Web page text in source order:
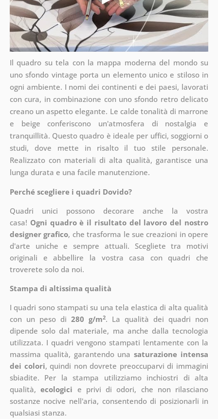
Il quadro su tela con la mappa moderna del mondo su
uno sfondo vintage porta un elemento unico e stiloso in
ogni ambiente. I nomi dei continenti e dei paesi, lavorati
con cura, in combinazione con uno sfondo retro delicato
creano un aspetto elegante. Le calde tonalità di marrone
e beige conferiscono un'atmosfera di nostalgia e
tranquillità. Questo quadro è ideale per uffici, soggiorni o
studi, dove mette in risalto il tuo stile personale.
Realizzato con materiali di alta qualità, garantisce una
lunga durata e una facile manutenzione.
Perché scegliere i quadri Dovido?
Quadri unici possono decorare anche la vostra
casa! Ogni quadro è il risultato del lavoro del nostro
designer grafico, chetrasforma le sue creazioni in opere
d'arte uniche e sempre attuali. Scegliete tra motivi
originali e abbellire la vostra casa con quadri che
troverete solo da noi.
Stampa di altissima qualità
I quadri sono stampati su una tela elastica di alta qualità
con un peso di 280 g/m2. La qualità dei quadri non
dipende solo dal materiale, ma anche dalla tecnologia
utilizzata. I quadri vengono stampati lentamente con la
massima qualità, garantendo unasaturazione intensa
dei colori, quindi non dovrete preoccuparvi di immagini
sbiadite. Per la stampa utilizziamo inchiostri di alta
qualità,ecologici e privi di odori, che non rilasciano
sostanze nocive nell'aria, consentendo di posizionarli in
qualsiasi stanza.